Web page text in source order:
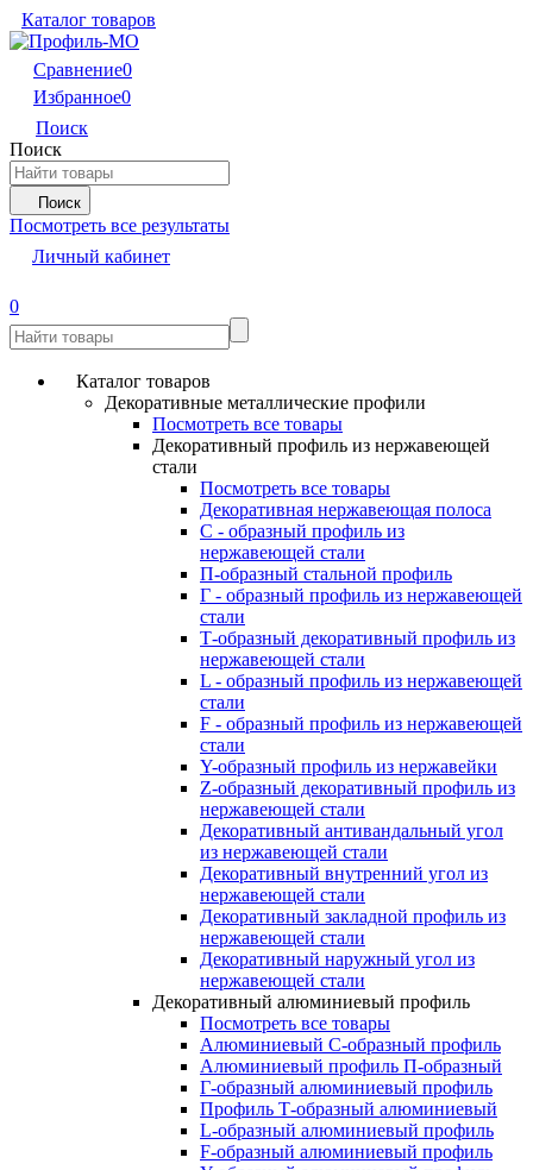
Каталог товаров
Сравнение0
Избранное0
Поиск
Поиск
Поиск
Посмотреть все результаты
Личный кабинет
0
Каталог товаров
Декоративные металлические профили
Посмотреть все товары
Декоративный профиль из нержавеющей
стали
Посмотреть все товары
Декоративная нержавеющая полоса
С - образный профиль из
нержавеющей стали
П-образный стальной профиль
Г - образный профиль из нержавеющей
стали
Т-образный декоративный профиль из
нержавеющей стали
L - образный профиль из нержавеющей
стали
F - образный профиль из нержавеющей
стали
Y-образный профиль из нержавейки
Z-образный декоративный профиль из
нержавеющей стали
Декоративный антивандальный угол
из нержавеющей стали
Декоративный внутренний угол из
нержавеющей стали
Декоративный закладной профиль из
нержавеющей стали
Декоративный наружный угол из
нержавеющей стали
Декоративный алюминиевый профиль
Посмотреть все товары
Алюминиевый С-образный профиль
Алюминиевый профиль П-образный
Г-образный алюминиевый профиль
Профиль Т-образный алюминиевый
L-образный алюминиевый профиль
F-образный алюминиевый профиль